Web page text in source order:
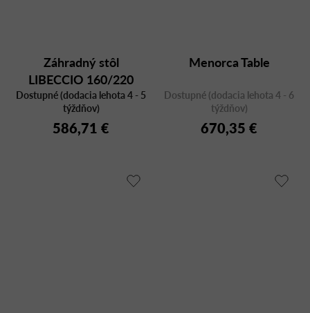
Záhradný stôl
LIBECCIO 160/220
rozkladací
Dostupné (dodacia lehota 4 - 5
týždňov)
586,71 €
Menorca Table
Dostupné (dodacia lehota 4 - 6
týždňov)
670,35 €